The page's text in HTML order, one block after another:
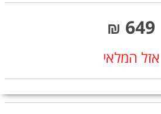
649
₪
אזל המלאי